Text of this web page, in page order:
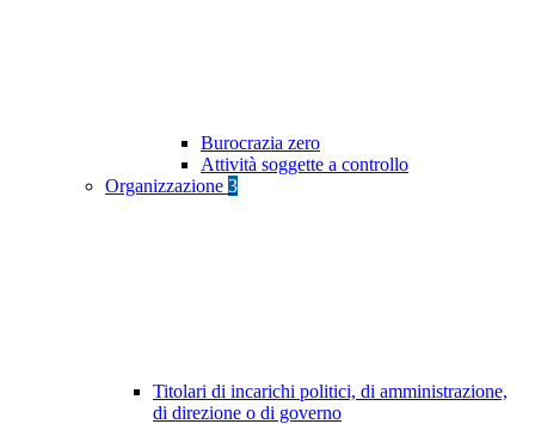
Burocrazia zero
Attività soggette a controllo
Organizzazione 3
Titolari di incarichi politici, di amministrazione,
di direzione o di governo